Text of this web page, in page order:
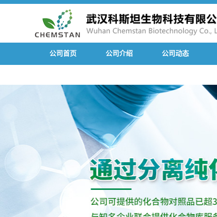
公司首页 公司介绍 公司动态